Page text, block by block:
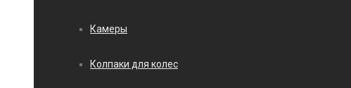
Камеры
Колпаки для колес